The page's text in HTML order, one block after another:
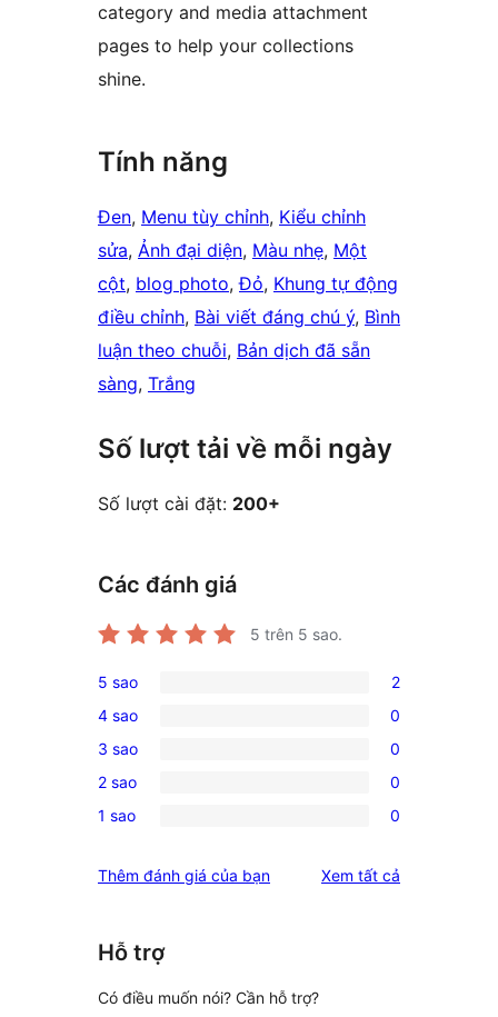
category and media attachment
pages to help your collections
shine.
Tính năng
Đen, Menu tùy chỉnh, Kiểu chỉnh
sửa, Ảnh đại diện, Màu nhẹ, Một
cột, blog photo, Đỏ, Khung tự động
điều chỉnh, Bài viết đáng chú ý, Bình
luận theo chuỗi, Bản dịch đã sẵn
sàng, Trắng
Số lượt tải về mỗi ngày
Số lượt cài đặt: 200+
Các đánh giá
5 trên 5 sao.
2
5-
star
reviews
5 sao 2
0
4-
star
reviews
4 sao 0
0
3-
star
3 sao 0
0
2-
reviews
2 sao 0
0
star
1 sao 0
Thêm đánh giá của bạn Xem tất cả
Hỗ trợ
Có điều muốn nói? Cần hỗ trợ?